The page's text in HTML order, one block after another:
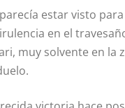
estar visto
en el
muy solvente en